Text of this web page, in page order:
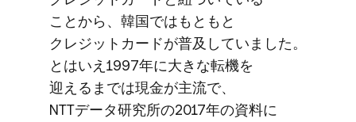
ことから、​韓国ではもともと​
クレジットカードが​普及していました。​
とは​いえ1997年に​大きな​転機を​
迎えるまでは​現金が​主流で、​
NTTデータ研究所の​2017年の​資料に​